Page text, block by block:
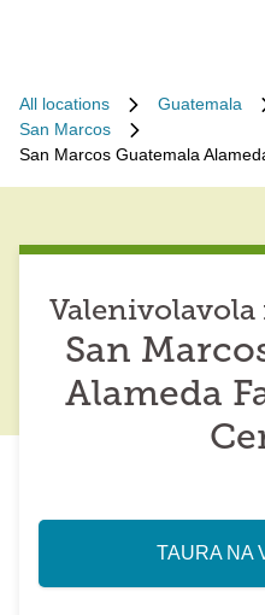
All locations Guatemala
San Marcos
San Marcos Guatemala
Valenivolavola
San
Alameda
TAURA NA